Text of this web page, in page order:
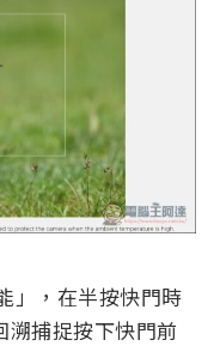
」，在半按快門時
溯捕捉按下快門前